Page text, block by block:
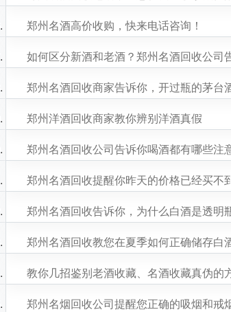
郑州名酒高价收购，快来电话咨询！
如何区分新酒和老酒？郑州名酒回收公司
郑州名酒回收商家告诉你，开过瓶的茅台
郑州洋酒回收商家教你辨别洋酒真假
郑州名酒回收公司告诉你喝酒都有哪些注
郑州名酒回收提醒你昨天的价格已经买不
郑州名酒回收告诉你，为什么白酒是透明
郑州名酒回收教您在夏季如何正确储存白
教你几招鉴别老酒收藏、名酒收藏真伪的
郑州名烟回收公司提醒您正确的吸烟和戒